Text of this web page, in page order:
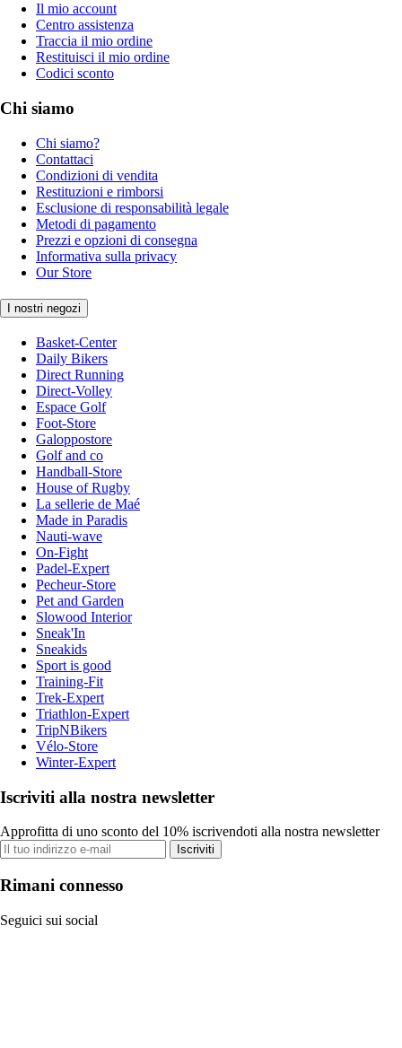
Il mio account
Centro assistenza
Traccia il mio ordine
Restituisci il mio ordine
Codici sconto
Chi siamo
Chi siamo?
Contattaci
Condizioni di vendita
Restituzioni e rimborsi
Esclusione di responsabilità legale
Metodi di pagamento
Prezzi e opzioni di consegna
Informativa sulla privacy
Our Store
I nostri negozi
Basket-Center
Daily Bikers
Direct Running
Direct-Volley
Espace Golf
Foot-Store
Galoppostore
Golf and co
Handball-Store
House of Rugby
La sellerie de Maé
Made in Paradis
Nauti-wave
On-Fight
Padel-Expert
Pecheur-Store
Pet and Garden
Slowood Interior
Sneak'In
Sneakids
Sport is good
Training-Fit
Trek-Expert
Triathlon-Expert
TripNBikers
Vélo-Store
Winter-Expert
Iscriviti alla nostra newsletter
Approfitta di uno sconto del 10% iscrivendoti alla nostra newsletter
Iscriviti
Rimani connesso
Seguici sui social